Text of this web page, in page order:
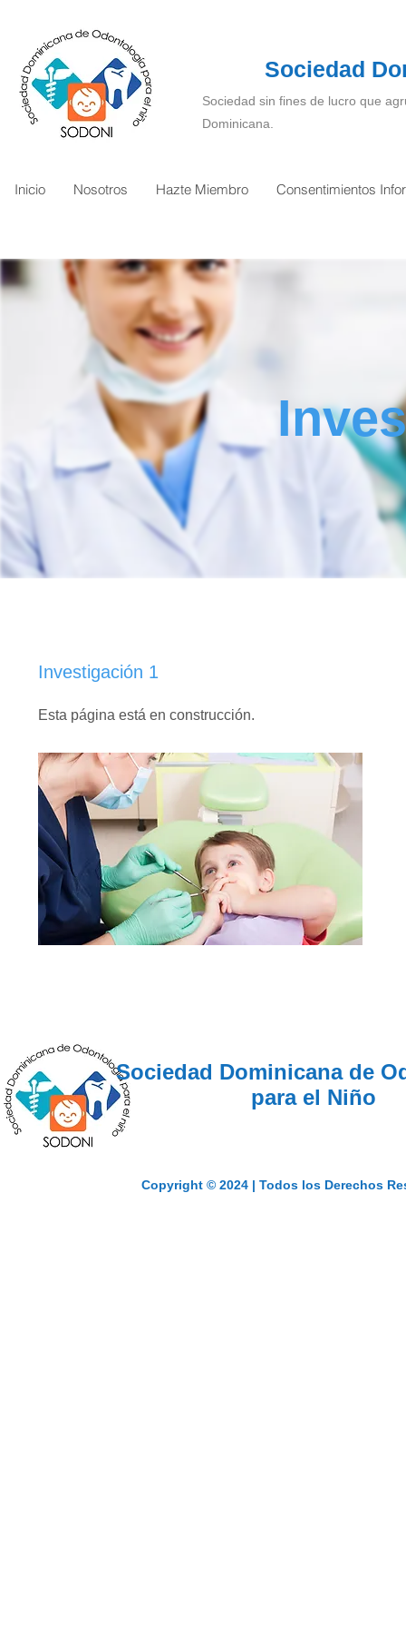
Sociedad
Sociedad sin fines de lucro que
Dominicana.
Inicio Nosotros Hazte Miembro Consentimientos
Investigación 1
Esta página está en construcción.
Sociedad Dominicana de
para el Niño
Copyright © 2024 | Todos los Derechos